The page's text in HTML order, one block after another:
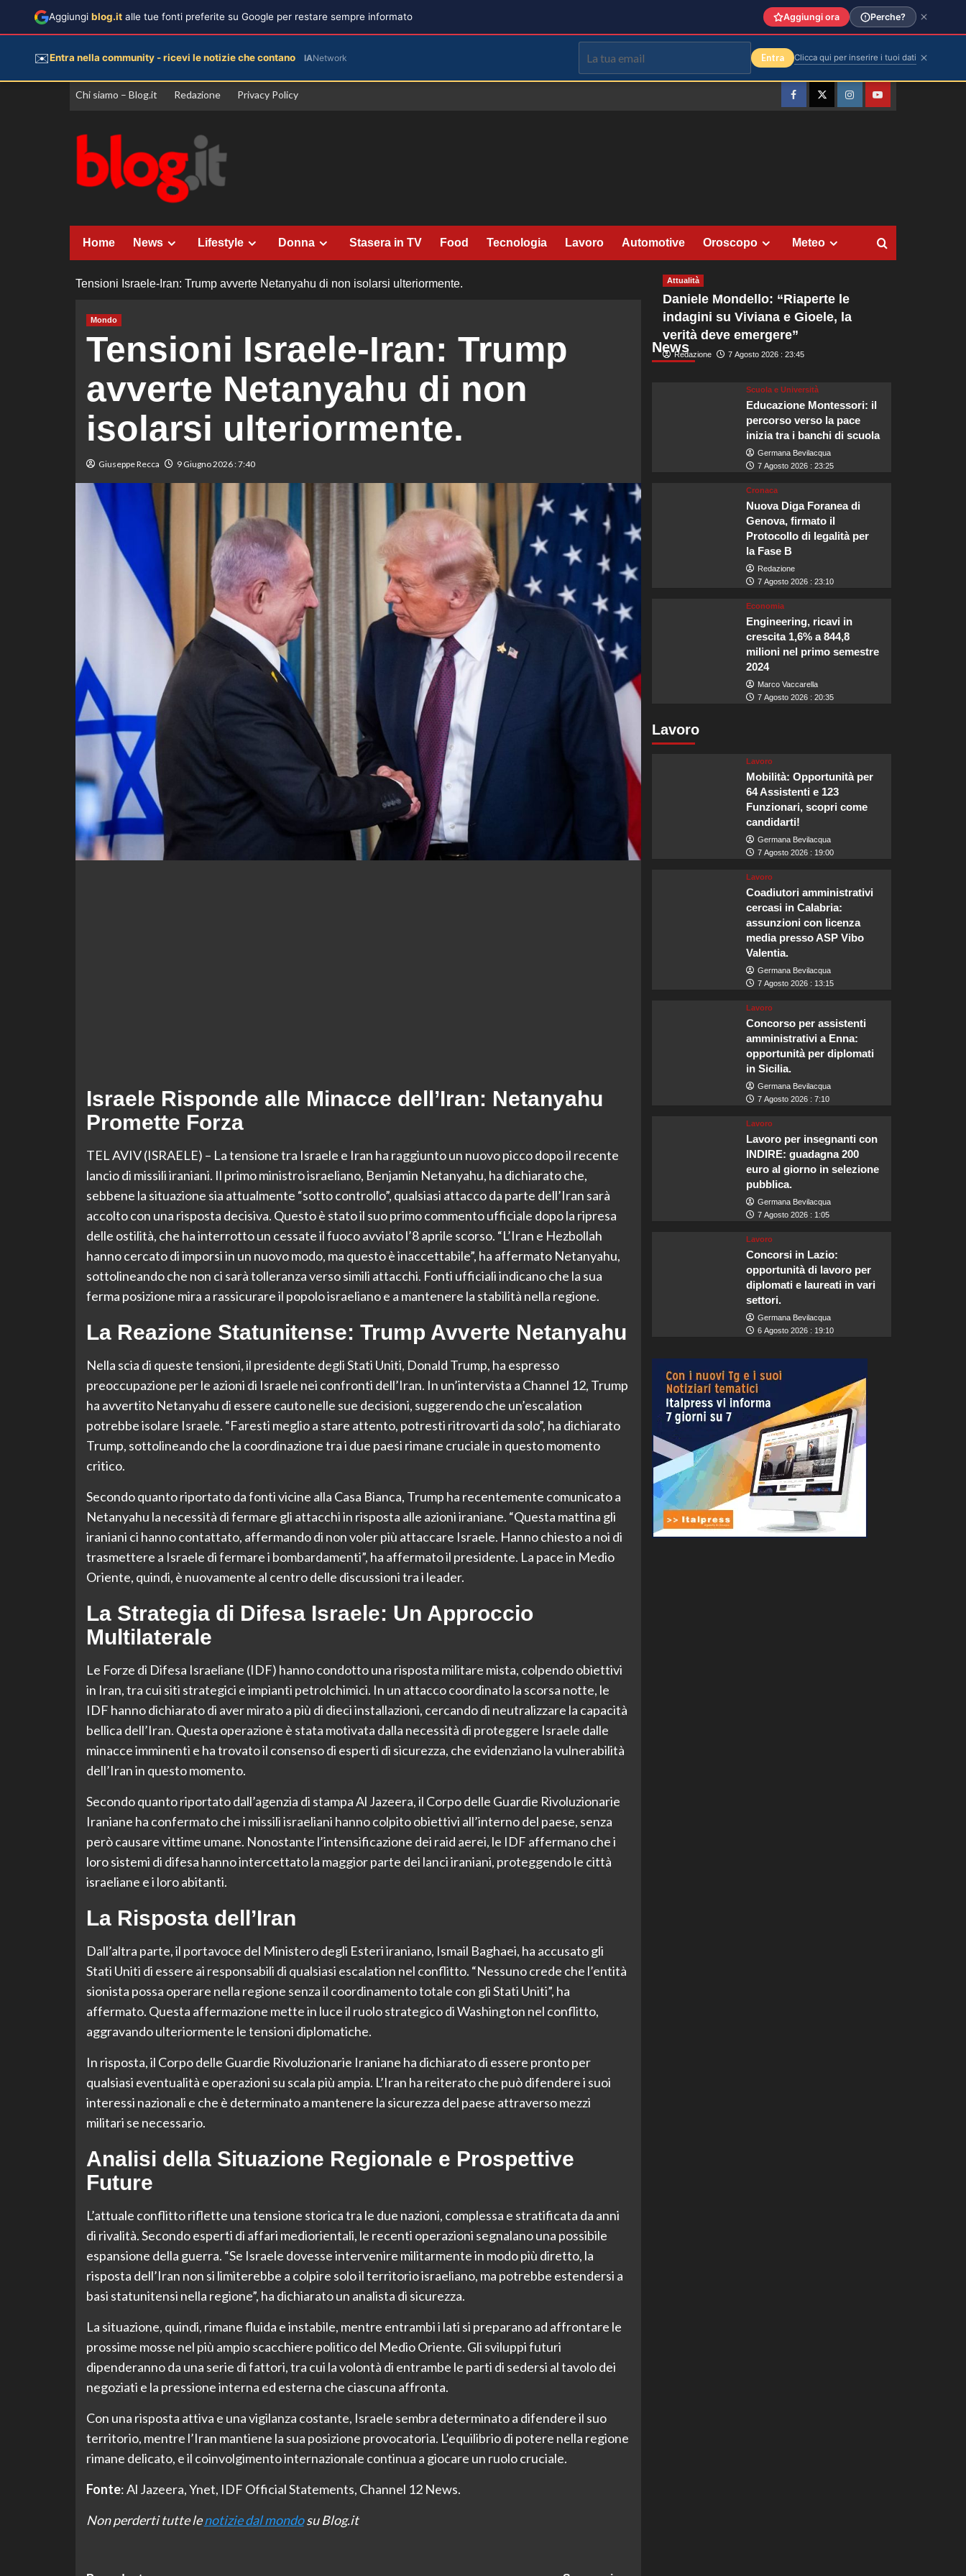
Vai
Chi siamo – Blog.it Redazione Privacy Policy
FacebookTwitterInstagramYouTube
Home News Lifestyle Donna Stasera in TV Food Tecnologia Lavoro Automotive Oroscopo Meteo
Tensioni Israele-Iran: Trump avverte Netanyahu di non isolarsi ulteriormente.
Mondo
Tensioni Israele-Iran: Trump
avverte Netanyahu di non
isolarsi ulteriormente.
Giuseppe Recca 9 Giugno 2026 : 7:40
Israele Risponde alle Minacce dell’Iran: Netanyahu
Promette Forza
TEL AVIV (ISRAELE) – La tensione tra Israele e Iran ha raggiunto un nuovo picco dopo il recente
lancio di missili iraniani. Il primo ministro israeliano, Benjamin Netanyahu, ha dichiarato che,
sebbene la situazione sia attualmente “sotto controllo”, qualsiasi attacco da parte dell’Iran sarà
accolto con una risposta decisiva. Questo è stato il suo primo commento ufficiale dopo la ripresa
delle ostilità, che ha interrotto un cessate il fuoco avviato l’8 aprile scorso. “L’Iran e Hezbollah
hanno cercato di imporsi in un nuovo modo, ma questo è inaccettabile”, ha affermato Netanyahu,
sottolineando che non ci sarà tolleranza verso simili attacchi. Fonti ufficiali indicano che la sua
ferma posizione mira a rassicurare il popolo israeliano e a mantenere la stabilità nella regione.
La Reazione Statunitense: Trump Avverte Netanyahu
Nella scia di queste tensioni, il presidente degli Stati Uniti, Donald Trump, ha espresso
preoccupazione per le azioni di Israele nei confronti dell’Iran. In un’intervista a Channel 12, Trump
ha avvertito Netanyahu di essere cauto nelle sue decisioni, suggerendo che un’escalation
potrebbe isolare Israele. “Faresti meglio a stare attento, potresti ritrovarti da solo”, ha dichiarato
Trump, sottolineando che la coordinazione tra i due paesi rimane cruciale in questo momento
critico.
Secondo quanto riportato da fonti vicine alla Casa Bianca, Trump ha recentemente comunicato a
Netanyahu la necessità di fermare gli attacchi in risposta alle azioni iraniane. “Questa mattina gli
iraniani ci hanno contattato, affermando di non voler più attaccare Israele. Hanno chiesto a noi di
trasmettere a Israele di fermare i bombardamenti”, ha affermato il presidente. La pace in Medio
Oriente, quindi, è nuovamente al centro delle discussioni tra i leader.
La Strategia di Difesa Israele: Un Approccio
Multilaterale
Le Forze di Difesa Israeliane (IDF) hanno condotto una risposta militare mista, colpendo obiettivi
in Iran, tra cui siti strategici e impianti petrolchimici. In un attacco coordinato la scorsa notte, le
IDF hanno dichiarato di aver mirato a più di dieci installazioni, cercando di neutralizzare la capacità
bellica dell’Iran. Questa operazione è stata motivata dalla necessità di proteggere Israele dalle
minacce imminenti e ha trovato il consenso di esperti di sicurezza, che evidenziano la vulnerabilità
dell’Iran in questo momento.
Secondo quanto riportato dall’agenzia di stampa Al Jazeera, il Corpo delle Guardie Rivoluzionarie
Iraniane ha confermato che i missili israeliani hanno colpito obiettivi all’interno del paese, senza
però causare vittime umane. Nonostante l’intensificazione dei raid aerei, le IDF affermano che i
loro sistemi di difesa hanno intercettato la maggior parte dei lanci iraniani, proteggendo le città
israeliane e i loro abitanti.
La Risposta dell’Iran
Dall’altra parte, il portavoce del Ministero degli Esteri iraniano, Ismail Baghaei, ha accusato gli
Stati Uniti di essere ai responsabili di qualsiasi escalation nel conflitto. “Nessuno crede che l’entità
sionista possa operare nella regione senza il coordinamento totale con gli Stati Uniti”, ha
affermato. Questa affermazione mette in luce il ruolo strategico di Washington nel conflitto,
aggravando ulteriormente le tensioni diplomatiche.
In risposta, il Corpo delle Guardie Rivoluzionarie Iraniane ha dichiarato di essere pronto per
qualsiasi eventualità e operazioni su scala più ampia. L’Iran ha reiterato che può difendere i suoi
interessi nazionali e che è determinato a mantenere la sicurezza del paese attraverso mezzi
militari se necessario.
Analisi della Situazione Regionale e Prospettive
Future
L’attuale conflitto riflette una tensione storica tra le due nazioni, complessa e stratificata da anni
di rivalità. Secondo esperti di affari mediorientali, le recenti operazioni segnalano una possibile
espansione della guerra. “Se Israele dovesse intervenire militarmente in modo più diretto, la
risposta dell’Iran non si limiterebbe a colpire solo il territorio israeliano, ma potrebbe estendersi a
basi statunitensi nella regione”, ha dichiarato un analista di sicurezza.
La situazione, quindi, rimane fluida e instabile, mentre entrambi i lati si preparano ad affrontare le
prossime mosse nel più ampio scacchiere politico del Medio Oriente. Gli sviluppi futuri
dipenderanno da una serie di fattori, tra cui la volontà di entrambe le parti di sedersi al tavolo dei
negoziati e la pressione interna ed esterna che ciascuna affronta.
Con una risposta attiva e una vigilanza costante, Israele sembra determinato a difendere il suo
territorio, mentre l’Iran mantiene la sua posizione provocatoria. L’equilibrio di potere nella regione
rimane delicato, e il coinvolgimento internazionale continua a giocare un ruolo cruciale.
Fonte: Al Jazeera, Ynet, IDF Official Statements, Channel 12 News.
Non perderti tutte lenotizie dal mondosu Blog.it
News
Attualità
Daniele Mondello: “Riaperte le
indagini su Viviana e Gioele, la
verità deve emergere”
Redazione 7 Agosto 2026 : 23:45
Scuola e Università
Educazione Montessori: il
percorso verso la pace
inizia tra i banchi di scuola
Germana Bevilacqua
7 Agosto 2026 : 23:25
Cronaca
Nuova Diga Foranea di
Genova, firmato il
Protocollo di legalità per
la Fase B
Redazione
7 Agosto 2026 : 23:10
Economia
Engineering, ricavi in
crescita 1,6% a 844,8
milioni nel primo semestre
2024
Marco Vaccarella
7 Agosto 2026 : 20:35
Lavoro
Lavoro
Mobilità: Opportunità per
64 Assistenti e 123
Funzionari, scopri come
candidarti!
Germana Bevilacqua
7 Agosto 2026 : 19:00
Lavoro
Coadiutori amministrativi
cercasi in Calabria:
assunzioni con licenza
media presso ASP Vibo
Valentia.
Germana Bevilacqua
7 Agosto 2026 : 13:15
Lavoro
Concorso per assistenti
amministrativi a Enna:
opportunità per diplomati
in Sicilia.
Germana Bevilacqua
7 Agosto 2026 : 7:10
Lavoro
Lavoro per insegnanti con
INDIRE: guadagna 200
euro al giorno in selezione
pubblica.
Germana Bevilacqua
7 Agosto 2026 : 1:05
Lavoro
Concorsi in Lazio:
opportunità di lavoro per
diplomati e laureati in vari
settori.
Germana Bevilacqua
6 Agosto 2026 : 19:10
Aggiungi blog.it alle tue fonti preferite su Google per restare sempre informato Aggiungi ora Perche?
✉️Entra nella community - ricevi le notizie che contano IANetwork Entra Clicca qui per inserire i tuoi dati